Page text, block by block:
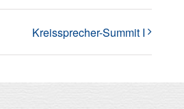
Kreissprecher-Summit I